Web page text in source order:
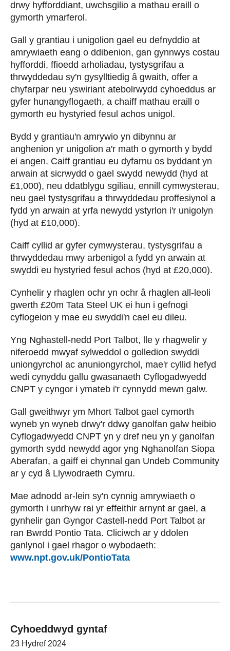
drwy hyfforddiant, uwchsgilio a mathau eraill o
gymorth ymarferol.
Gall y grantiau i unigolion gael eu defnyddio at
amrywiaeth eang o ddibenion, gan gynnwys costau
hyfforddi, ffioedd arholiadau, tystysgrifau a
thrwyddedau sy'n gysylltiedig â gwaith, offer a
chyfarpar neu yswiriant atebolrwydd cyhoeddus ar
gyfer hunangyflogaeth, a chaiff mathau eraill o
gymorth eu hystyried fesul achos unigol.
Bydd y grantiau'n amrywio yn dibynnu ar
anghenion yr unigolion a'r math o gymorth y bydd
ei angen. Caiff grantiau eu dyfarnu os byddant yn
arwain at sicrwydd o gael swydd newydd (hyd at
£1,000), neu ddatblygu sgiliau, ennill cymwysterau,
neu gael tystysgrifau a thrwyddedau proffesiynol a
fydd yn arwain at yrfa newydd ystyrlon i'r unigolyn
(hyd at £10,000).
Caiff cyllid ar gyfer cymwysterau, tystysgrifau a
thrwyddedau mwy arbenigol a fydd yn arwain at
swyddi eu hystyried fesul achos (hyd at £20,000).
Cynhelir y rhaglen ochr yn ochr â rhaglen all-leoli
gwerth £20m Tata Steel UK ei hun i gefnogi
cyflogeion y mae eu swyddi'n cael eu dileu.
Yng Nghastell-nedd Port Talbot, lle y rhagwelir y
niferoedd mwyaf sylweddol o golledion swyddi
uniongyrchol ac anuniongyrchol, mae'r cyllid hefyd
wedi cynyddu gallu gwasanaeth Cyflogadwyedd
CNPT y cyngor i ymateb i'r cynnydd mewn galw.
Gall gweithwyr ym Mhort Talbot gael cymorth
wyneb yn wyneb drwy'r ddwy ganolfan galw heibio
Cyflogadwyedd CNPT yn y dref neu yn y ganolfan
gymorth sydd newydd agor yng Nghanolfan Siopa
Aberafan, a gaiff ei chynnal gan Undeb Community
ar y cyd â Llywodraeth Cymru.
Mae adnodd ar-lein sy'n cynnig amrywiaeth o
gymorth i unrhyw rai yr effeithir arnynt ar gael, a
gynhelir gan Gyngor Castell-nedd Port Talbot ar
ran Bwrdd Pontio Tata. Cliciwch ar y ddolen
ganlynol i gael rhagor o wybodaeth:
www.npt.gov.uk/PontioTata
Cyhoeddwyd gyntaf
23 Hydref 2024